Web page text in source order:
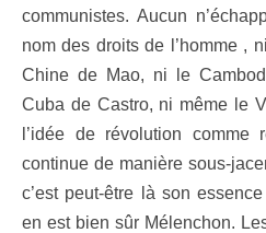
communistes. Aucun
nom des droits de l’homme ,
Chine de Mao, ni le
Cuba de Castro, ni même le
l’idée de révolution
continue de manière sous-
c’est peut-être là son
en est bien sûr Mélenchon.